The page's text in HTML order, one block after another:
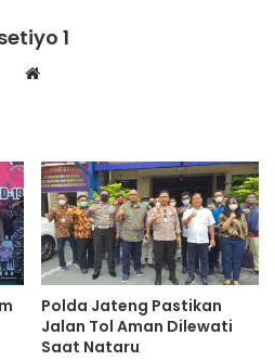
1
Website
Polda Jateng Pastikan
Jalan Tol Aman Dilewati
Saat Nataru